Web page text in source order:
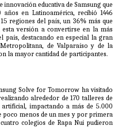
educativa de Samsung que
en Latinoamérica, recibió 1446
regiones del país, un 36% más que
versión a convertirse en la más
país, destacando en especial la gran
de Valparaíso y de la
la mayor cantidad de participantes.
Solve for Tomorrow ha visitado
alrededor de 170 talleres de
impactando a más de 5.000
poco menos de un mes y por primera
colegios de Rapa Nui pudieron